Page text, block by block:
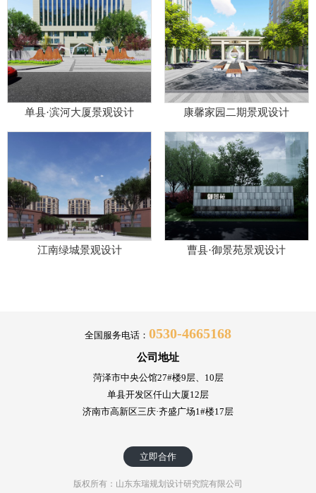
单县·滨河大厦景观设计 康馨家园二期景观设计
江南绿城景观设计 曹县·御景苑景观设计
全国服务电话： 0530-4665168
公司地址
菏泽市中央公馆27#楼9层、10层
单县开发区仟山大厦12层
济南市高新区三庆·齐盛广场1#楼17层
立即合作
版权所有：山东东瑞规划设计研究院有限公司